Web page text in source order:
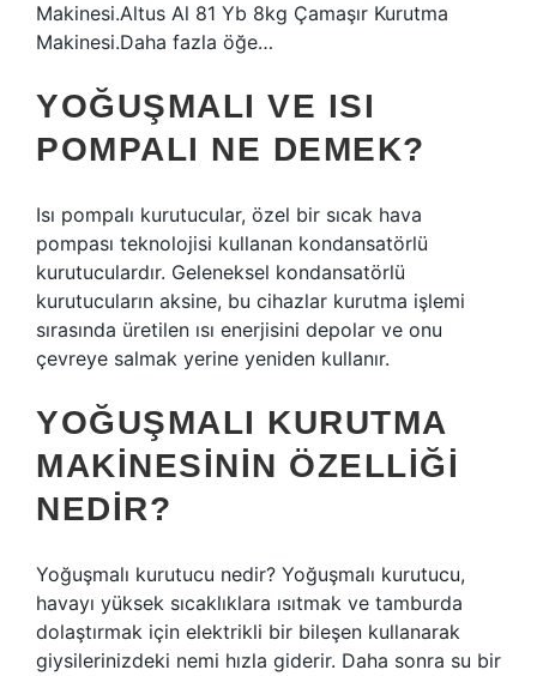
Makinesi.Altus Al 81 Yb 8kg Çamaşır Kurutma
Makinesi.Daha fazla öğe…
YOĞUŞMALI VE ISI
POMPALI NE DEMEK?
Isı pompalı kurutucular, özel bir sıcak hava
pompası teknolojisi kullanan kondansatörlü
kurutuculardır. Geleneksel kondansatörlü
kurutucuların aksine, bu cihazlar kurutma işlemi
sırasında üretilen ısı enerjisini depolar ve onu
çevreye salmak yerine yeniden kullanır.
YOĞUŞMALI KURUTMA
MAKINESININ ÖZELLIĞI
NEDIR?
Yoğuşmalı kurutucu nedir? Yoğuşmalı kurutucu,
havayı yüksek sıcaklıklara ısıtmak ve tamburda
dolaştırmak için elektrikli bir bileşen kullanarak
giysilerinizdeki nemi hızla giderir. Daha sonra su bir